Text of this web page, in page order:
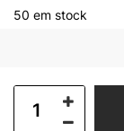
50 em stock